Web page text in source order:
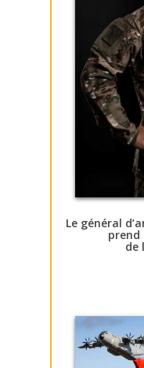
Le général
prend
de